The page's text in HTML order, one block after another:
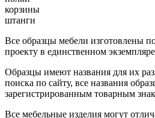
корзины
штанги
Все образцы мебели изготовлены
проекту в единственном
Образцы имеют названия для их
поиска по сайту, все названия
зарегистрированным товарным
Все мебельные изделия могут